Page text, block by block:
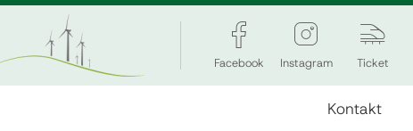
Facebook Instagram Ticket
Kontakt